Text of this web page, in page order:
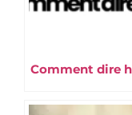
Comment dire